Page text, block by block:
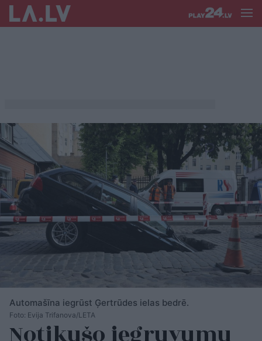
Automašīna iegrūst Ģertrūdes ielas bedrē.
Foto: Evija Trifanova/LETA